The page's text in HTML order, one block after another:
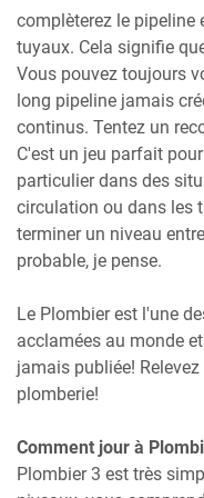
complèterez le pipeline
tuyaux. Cela signifie
Vous pouvez toujours
long pipeline jamais
continus. Tentez un
C'est un jeu parfait
particulier dans des
circulation ou dans les
terminer un niveau
probable, je pense.
Le Plombier est l'une
acclamées au monde
jamais publiée!
plomberie!
Comment jour à
Plombier 3 est très